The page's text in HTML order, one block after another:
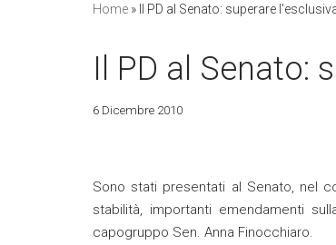
Home » Il PD al Senato: superare
Il PD al Senato:
6 Dicembre 2010
Sono stati presentati al Senato, nel
stabilità, importanti emendamenti
capogruppo Sen. Anna Finocchiaro.